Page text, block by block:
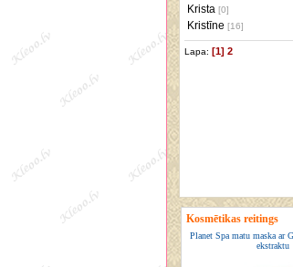
Krista [0]
Kristīne [16]
Lapa: [1] 2
Kosmētikas reitings
Planet Spa matu maska ar
ekstraktu